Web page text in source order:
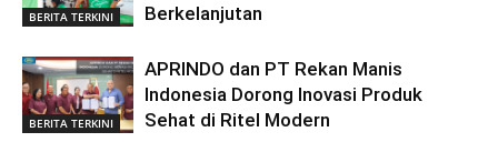
BERITA TERKINI
Berkelanjutan
BERITA TERKINI
APRINDO dan PT Rekan Manis
Indonesia Dorong Inovasi Produk
Sehat di Ritel Modern